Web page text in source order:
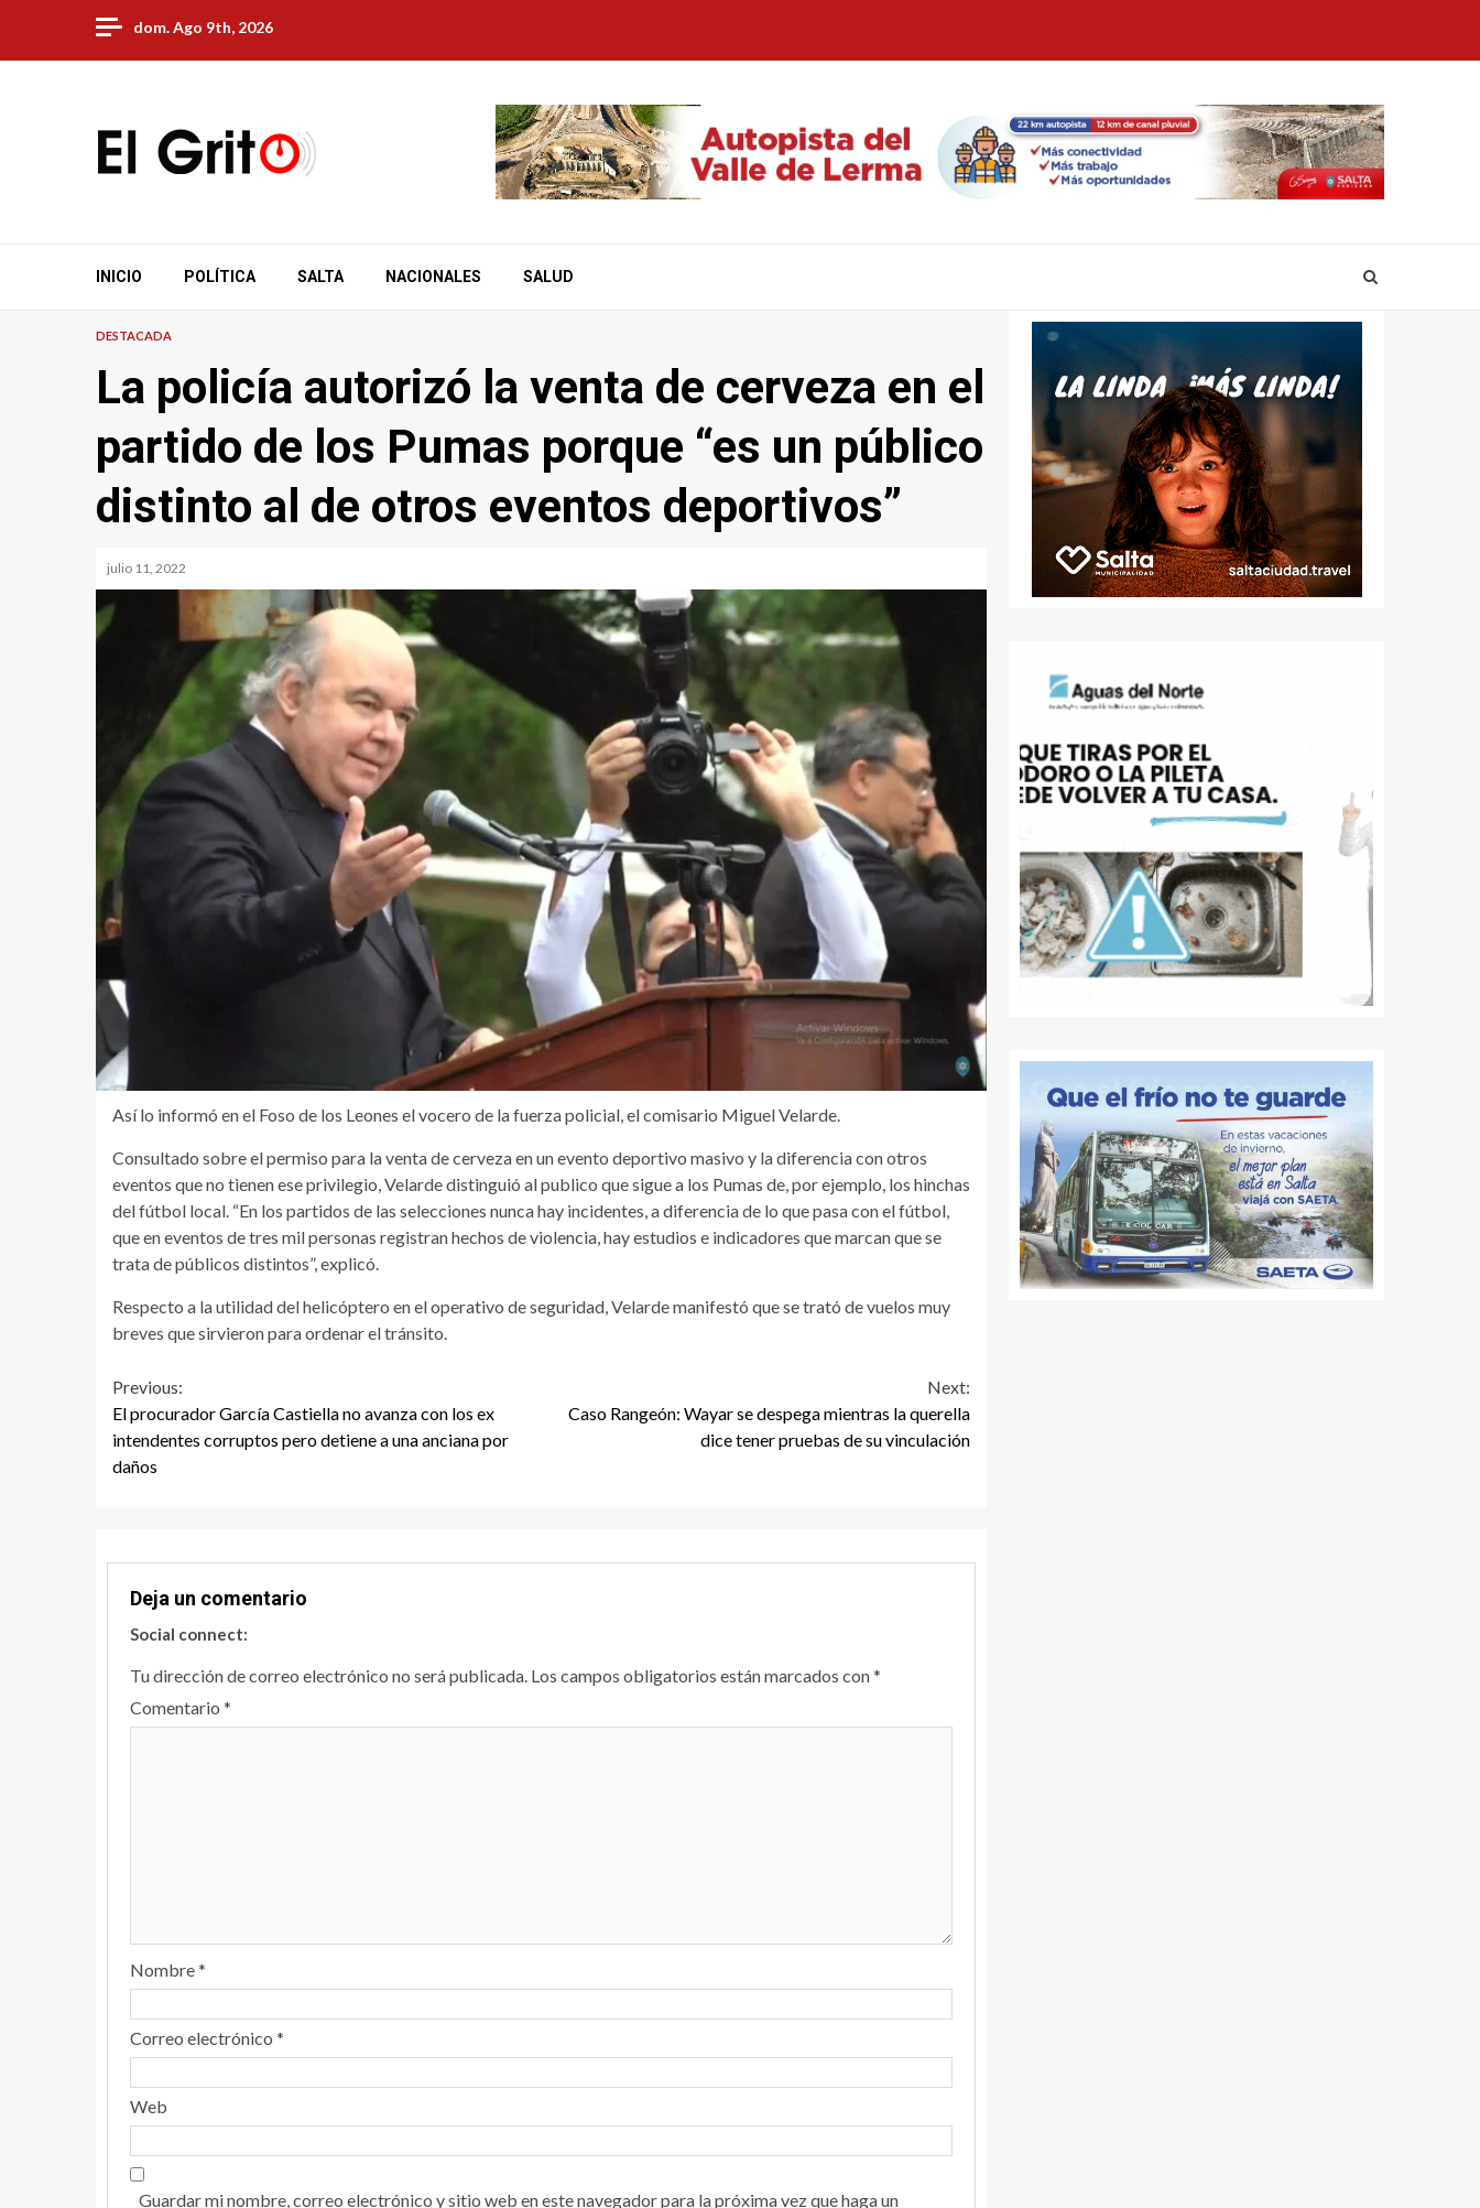
content
dom. Ago 9th, 2026
INICIO POLÍTICA SALTA NACIONALES SALUD
DESTACADA
La policía autorizó la venta de cerveza en el
partido de los Pumas porque “es un público
distinto al de otros eventos deportivos”
julio 11, 2022
Así lo informó en el Foso de los Leones el vocero de la fuerza policial, el comisario Miguel Velarde.
Consultado sobre el permiso para la venta de cerveza en un evento deportivo masivo y la diferencia con otros
eventos que no tienen ese privilegio, Velarde distinguió al publico que sigue a los Pumas de, por ejemplo, los hinchas
del fútbol local. “En los partidos de las selecciones nunca hay incidentes, a diferencia de lo que pasa con el fútbol,
que en eventos de tres mil personas registran hechos de violencia, hay estudios e indicadores que marcan que se
trata de públicos distintos”, explicó.
Respecto a la utilidad del helicóptero en el operativo de seguridad, Velarde manifestó que se trató de vuelos muy
breves que sirvieron para ordenar el tránsito.
Continue
Reading
Previous:
El procurador García Castiella no avanza con los ex
intendentes corruptos pero detiene a una anciana por
daños
Next:
Caso Rangeón: Wayar se despega mientras la querella
dice tener pruebas de su vinculación
Deja un comentario
Social connect:
Tu dirección de correo electrónico no será publicada. Los campos obligatorios están marcados con*
Comentario *
Nombre*
Correo electrónico *
Web
Guardar mi nombre, correo electrónico y sitio web en este navegador para la próxima vez que haga un